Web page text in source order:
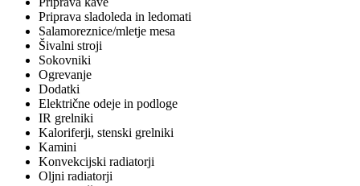
Priprava sladoleda in ledomati
Salamoreznice/mletje mesa
Šivalni stroji
Sokovniki
Ogrevanje
Dodatki
Električne odeje in podloge
IR grelniki
Kaloriferji, stenski grelniki
Kamini
Konvekcijski radiatorji
Oljni radiatorji